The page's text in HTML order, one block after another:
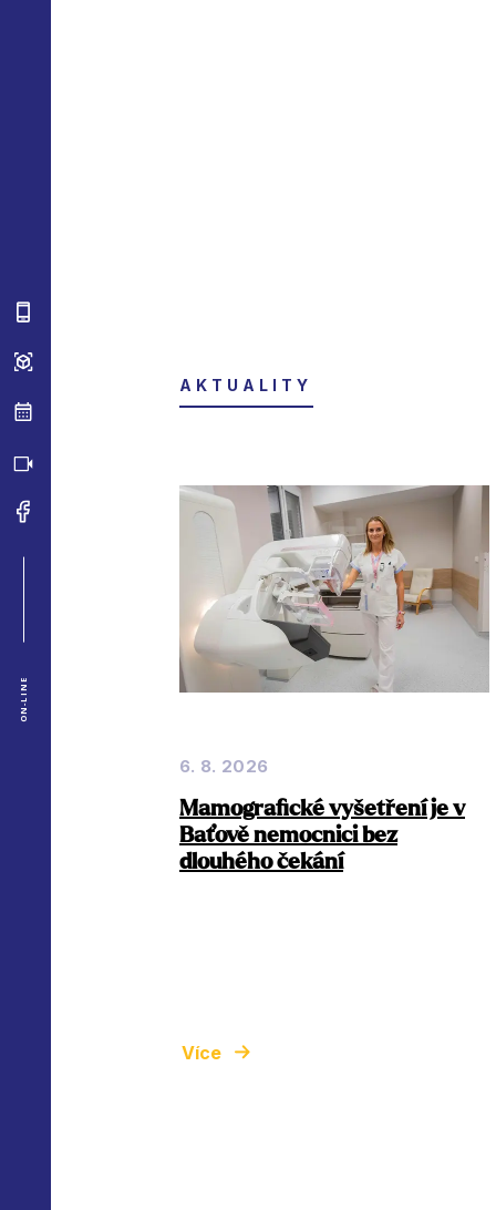
ON-LINE
AKTUALITY
6. 8. 2026
Mamografické vyšetření je v
Baťově nemocnici bez
dlouhého čekání
Více